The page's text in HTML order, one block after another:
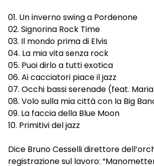
01. Un inverno swing a Pordenone
02. Signorina Rock Time
03. Il mondo prima di Elvis
04. La mia vita senza rock
05. Puoi dirlo a tutti exotica
06. Ai cacciatori piace il jazz
07. Occhi bassi serenade (feat.
08. Volo sulla mia città con la Big
09. La faccia della Blue Moon
10. Primitivi del jazz
Dice Bruno Cesselli direttore
registrazione sul lavoro: